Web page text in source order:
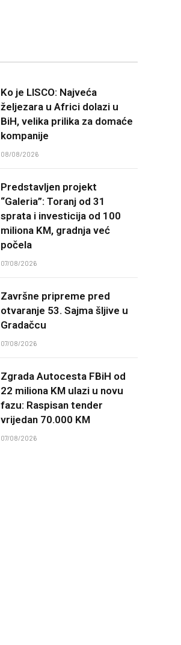
Ko je LISCO: Najveća
željezara u Africi dolazi u
BiH, velika prilika za domaće
kompanije
08/08/2026
Predstavljen projekt
“Galeria”: Toranj od 31
sprata i investicija od 100
miliona KM, gradnja već
počela
07/08/2026
Završne pripreme pred
otvaranje 53. Sajma šljive u
Gradačcu
07/08/2026
Zgrada Autocesta FBiH od
22 miliona KM ulazi u novu
fazu: Raspisan tender
vrijedan 70.000 KM
07/08/2026